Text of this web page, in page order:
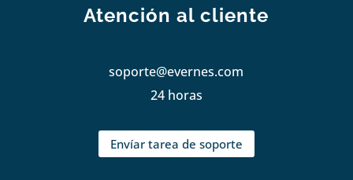
Atención al cliente
soporte@evernes.com
24 horas
Envíar tarea de soporte